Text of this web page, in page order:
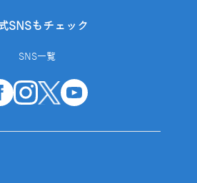
SNSもチェック
SNS一覧